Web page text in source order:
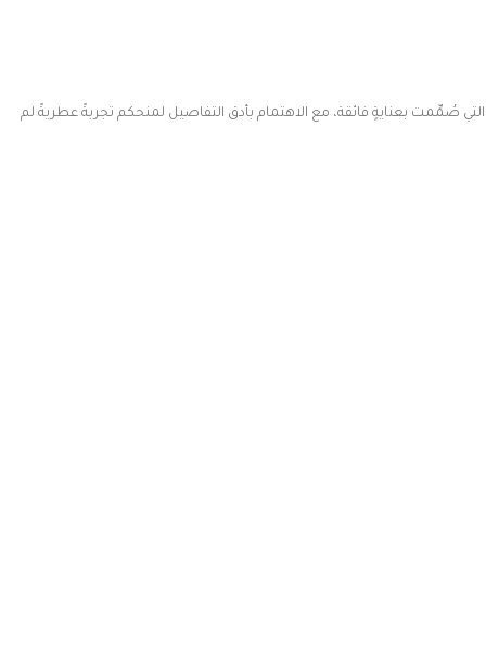
التي صُمِّمت بعنايةٍ فائقة، مع الاهتمام بأدق التفاصيل لمنحكم تجربةً عطريةً لم